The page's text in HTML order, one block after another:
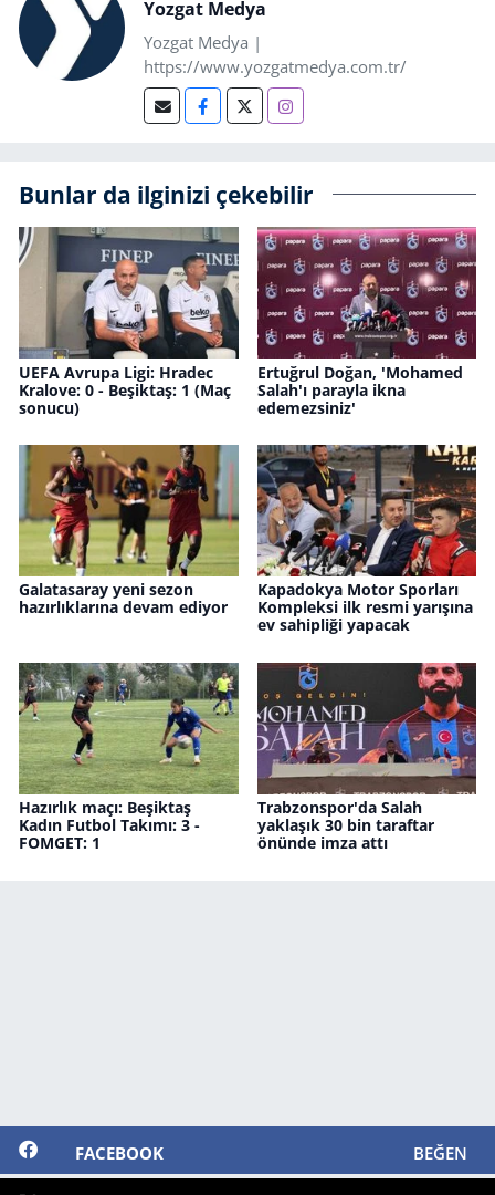
Yozgat Medya
Yozgat Medya |
https://www.yozgatmedya.com.tr/
Bunlar da ilginizi çekebilir
UEFA Avrupa Ligi: Hradec
Kralove: 0 - Beşiktaş: 1 (Maç
sonucu)
Ertuğrul Doğan, 'Mohamed
Salah'ı parayla ikna
edemezsiniz'
Galatasaray yeni sezon
hazırlıklarına devam ediyor
Kapadokya Motor Sporları
Kompleksi ilk resmi yarışına
ev sahipliği yapacak
Hazırlık maçı: Beşiktaş
Kadın Futbol Takımı: 3 -
FOMGET: 1
Trabzonspor'da Salah
yaklaşık 30 bin taraftar
önünde imza attı
FACEBOOK BEĞEN